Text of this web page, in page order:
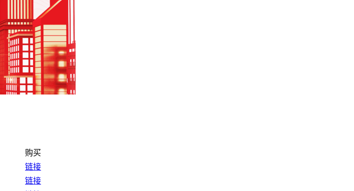
购买
链接
链接